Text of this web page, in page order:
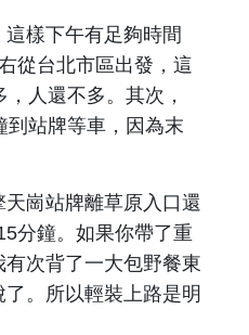
樣下午有足夠時間
從台北市區出發，這
人還不多。其次，
到站牌等車，因為末
崗站牌離草原入口還
分鐘。如果你帶了重
次背了一大包野餐東
。所以輕裝上路是明